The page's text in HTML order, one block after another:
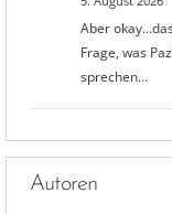
Aber
Frage, was
sprechen…
Autoren